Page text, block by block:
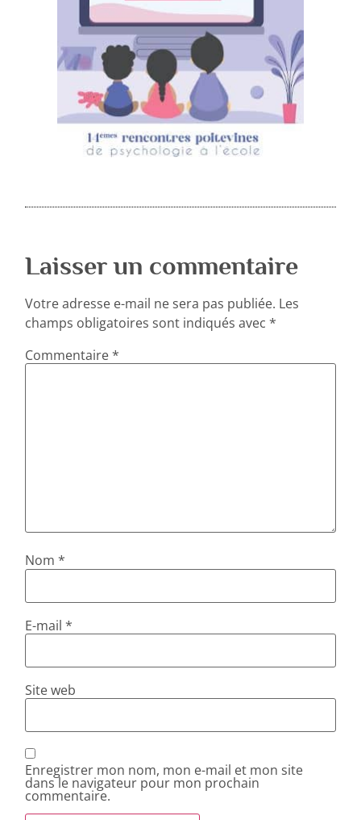
Laisser un commentaire
Votre adresse e-mail ne sera pas publiée. Les
champs obligatoires sont indiqués avec*
Commentaire*
Nom*
E-mail*
Site web
Enregistrer mon nom, mon e-mail et mon site
dans le navigateur pour mon prochain
commentaire.